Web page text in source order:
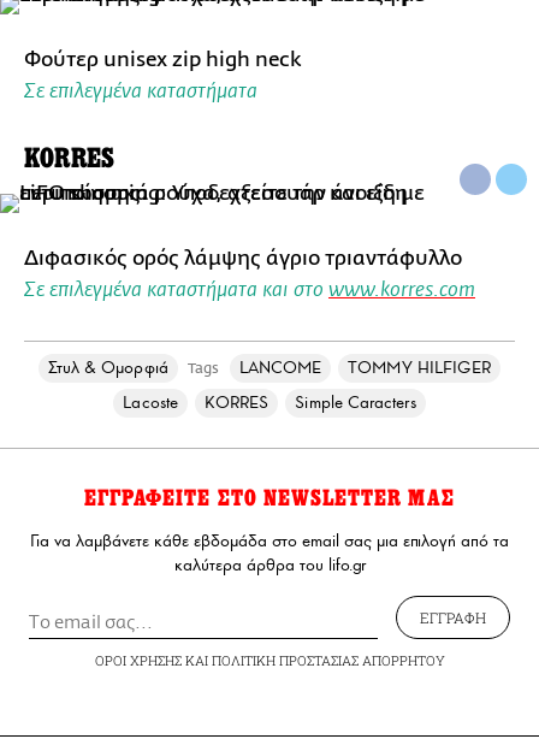
Φούτερ unisex zip high neck
Σε επιλεγμένα καταστήματα
KORRES
Διφασικός ορός λάμψης άγριο τριαντάφυλλο
Σε επιλεγμένα καταστήματα και στο www.korres.com
Στυλ & Ομορφιά Tags LANCOME
TOMMY HILFIGER
Lacoste
KORRES Simple Caracters
ΕΓΓΡΑΦΕΙΤΕ ΣΤΟ NEWSLETTER ΜΑΣ
Για να λαμβάνετε κάθε εβδομάδα στο email σας μια επιλογή από τα
καλύτερα άρθρα του lifo.gr
ΕΓΓΡΑΦΗ
ΟΡΟΙ ΧΡΗΣΗΣΚΑΙ ΠΟΛΙΤΙΚΗ ΠΡΟΣΤΑΣΙΑΣ ΑΠΟΡΡΗΤΟΥ